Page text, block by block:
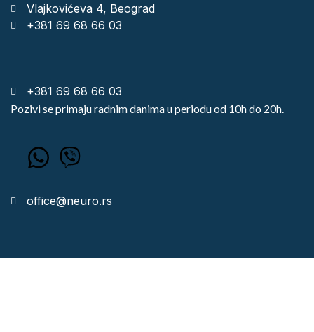
Vlajkovićeva 4, Beograd
+381 69 68 66 03
+381 69 68 66 03
Pozivi se primaju radnim danima u periodu od 10h do 20h.
office@neuro.rs